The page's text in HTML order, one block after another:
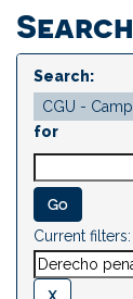
Search
Search:
for
Current filters: